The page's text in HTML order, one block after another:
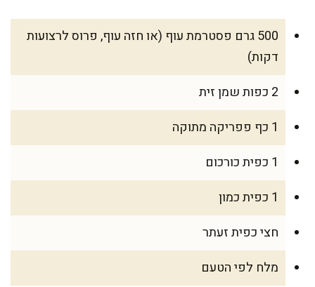
500 גרם פסטרמת עוף (או חזה עוף, פרוס לרצועות
דקות)
2 כפות שמן זית
1 כף פפריקה מתוקה
1 כפית כורכום
1 כפית כמון
חצי כפית זעתר
מלח לפי הטעם